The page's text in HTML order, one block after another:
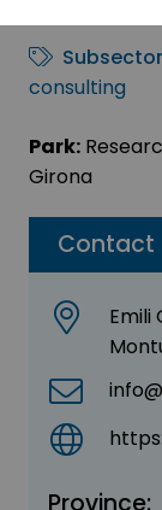
Contact
Emili
Province:
consulting
Park:
Girona